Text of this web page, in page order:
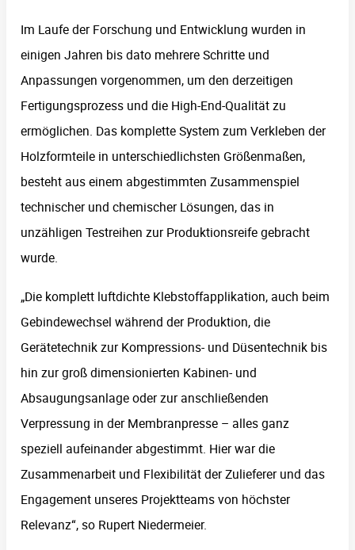
Im Laufe der Forschung und Entwicklung wurden in
einigen Jahren bis dato mehrere Schritte und
Anpassungen vorgenommen, um den derzeitigen
Fertigungsprozess und die High-End-Qualität zu
ermöglichen. Das komplette System zum Verkleben der
Holzformteile in unterschiedlichsten Größenmaßen,
besteht aus einem abgestimmten Zusammenspiel
technischer und chemischer Lösungen, das in
unzähligen Testreihen zur Produktionsreife gebracht
wurde.
„Die komplett luftdichte Klebstoffapplikation, auch beim
Gebindewechsel während der Produktion, die
Gerätetechnik zur Kompressions- und Düsentechnik bis
hin zur groß dimensionierten Kabinen- und
Absaugungsanlage oder zur anschließenden
Verpressung in der Membranpresse – alles ganz
speziell aufeinander abgestimmt. Hier war die
Zusammenarbeit und Flexibilität der Zulieferer und das
Engagement unseres Projektteams von höchster
Relevanz“, so Rupert Niedermeier.